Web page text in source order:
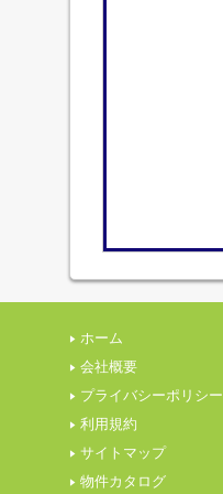
ホーム
会社概要
プライバシーポリシー
利用規約
サイトマップ
物件カタログ